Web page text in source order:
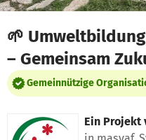
🌱
– Gemeinsam
Gemeinnützige
Ein Projekt